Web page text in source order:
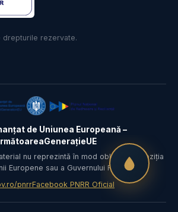
drepturile rezervate.
de Uniunea Europeană –
nu reprezintă în mod obligatoriu poziția
Europene sau a Guvernului României.
pnrrFacebook PNRR Oficial